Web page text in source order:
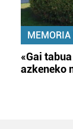
«Gai
azkeneko